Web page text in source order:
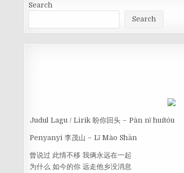
Search
Search
Judul Lagu / Lirik 盼你回头 – Pàn nǐ huítóu
Penyanyi 李茂山 – Lǐ Mào Shān
曾说过 此情不移 我俩永远在一起
为什么 如今的你 远走他乡没消息